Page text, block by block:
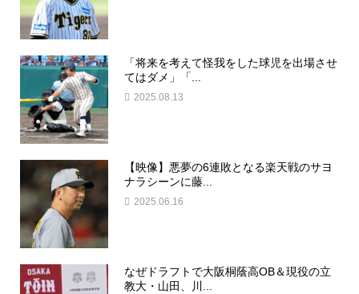
「将来を考えて怪我をした球児を出場させ
てはダメ」「...
2025.08.13
【映像】悪夢の6連敗となる楽天戦のサヨ
ナラシーンに藤...
2025.06.16
なぜドラフトで大阪桐蔭高OB＆現役の立
教大・山田、川...